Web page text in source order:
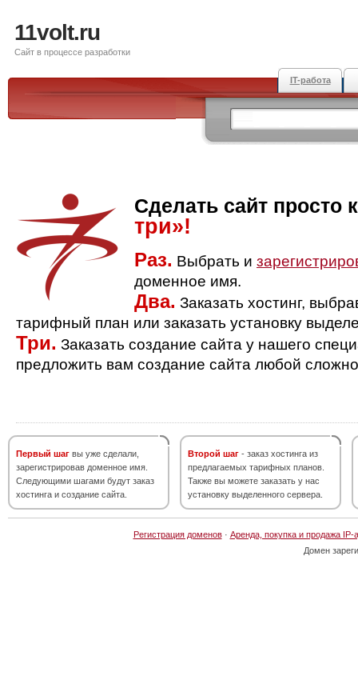
11volt.ru
Сайт в процессе разработки
IT-работа
Сделать сайт просто
три»!
Раз. Выбрать и
доменное имя.
Два. Заказать хостинг,
тарифный план или заказать установку
Три. Заказать создание сайта у нашего
предложить вам создание сайта любой
Первый шаг вы уже сделали,
зарегистрировав доменное имя.
Следующими шагами будут заказ
хостинга и создание сайта.
Второй шаг - заказ хостинга из
предлагаемых тарифных планов.
Также вы можете заказать у нас
установку выделенного сервера.
Регистрация доменов· Аренда, покупка и продажа IP-
Домен